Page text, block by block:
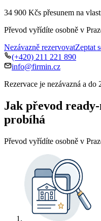
34 900 Kčs přesunem na
Převod vyřídíte osobně v
Nezávazně rezervovatZeptat
(+420) 211 221 890
info@firmin.cz
Rezervace je nezávazná a do
Jak převod
probíhá
Převod vyřídíte osobně v